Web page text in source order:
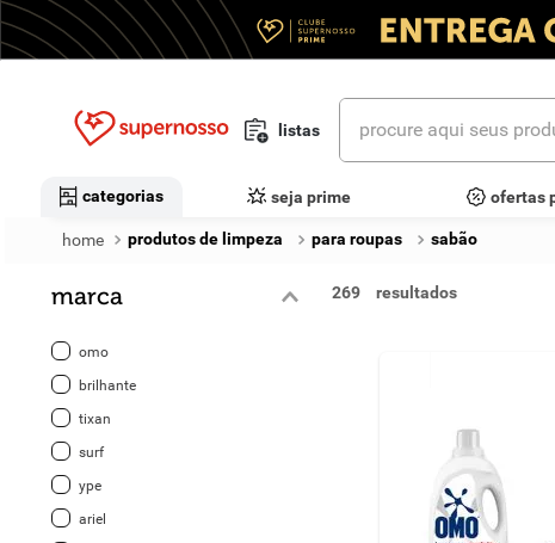
listas
procure aqui seus
categorias seja prime ofertas
produtos de limpeza para roupas sabão
marca
omo
brilhante
tixan
surf
ype
ariel
269
termos mais buscados